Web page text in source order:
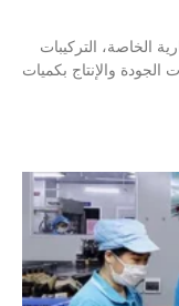
الخاصة، التركيبات
والإنتاج بكميات